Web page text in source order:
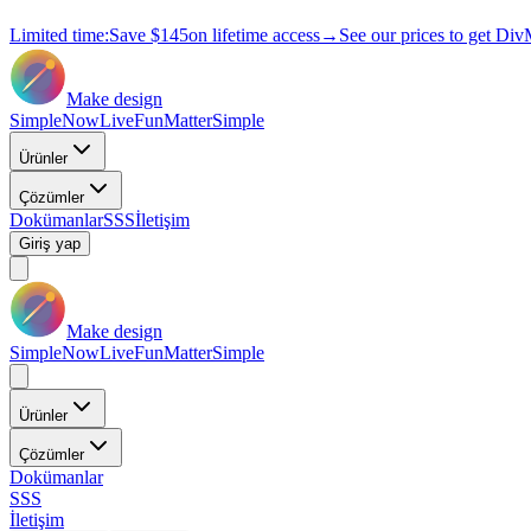
Limited time:Save $145on lifetime access→ See our prices to get
Make design
SimpleNowLiveFunMatterSimple
Ürünler
Çözümler
DokümanlarSSSİletişim
Giriş yap
Make design
SimpleNowLiveFunMatterSimple
Ürünler
Çözümler
Dokümanlar
SSS
İletişim